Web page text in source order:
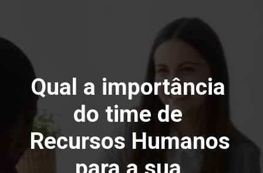
Qual a importância
do time de
Recursos Humanos